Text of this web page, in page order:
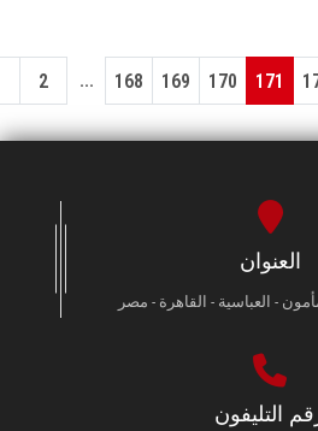
2 ... 168 169 170 171
العنوان
- العباسية - القاهرة - مصر
التليفون